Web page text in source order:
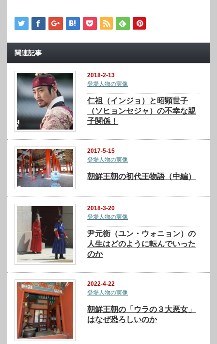
関連記事
2018-2-13
登場人物の実像
仁祖（インジョ）と昭顕世子
（ソヒョンセジャ）の不幸な親
子関係！
2017-5-15
登場人物の実像
朝鮮王朝の初代王物語（中編）
2018-3-20
登場人物の実像
尹元衡（ユン・ウォニョン）の
人生はどのように転んでいった
のか
2022-4-22
登場人物の実像
朝鮮王朝の「ウラの３大悪女」
はなぜ恐ろしいのか